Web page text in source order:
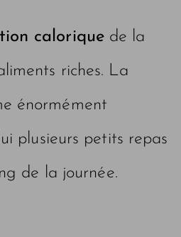
caloriquede la
riches. La
énormément
plusieurs petits repas
de la journée.